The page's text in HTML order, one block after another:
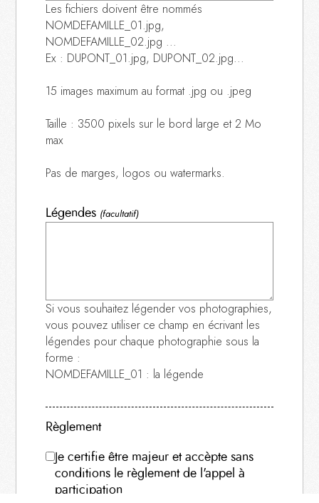
Les fichiers doivent être nommés
NOMDEFAMILLE_01.jpg,
NOMDEFAMILLE_02.jpg ...
Ex : DUPONT_01.jpg, DUPONT_02.jpg...
15 images maximum au format .jpg ou .jpeg
Taille : 3500 pixels sur le bord large et 2 Mo
max
Pas de marges, logos ou watermarks.
Légendes (facultatif)
Si vous souhaitez légender vos photographies,
vous pouvez utiliser ce champ en écrivant les
légendes pour chaque photographie sous la
forme :
NOMDEFAMILLE_01 : la légende
Règlement
Je certifie être majeur et accèpte sans
conditions le règlement de l'appel à
participation